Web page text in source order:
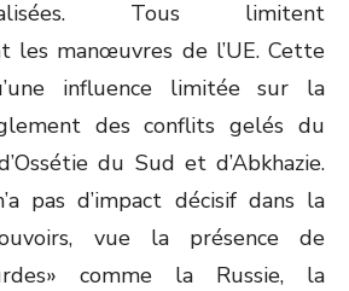
Tous limitent
les manœuvres de l’UE. Cette
influence limitée sur la
des conflits gelés du
du Sud et d’Abkhazie.
pas d’impact décisif dans la
vue la présence de
comme la Russie, la